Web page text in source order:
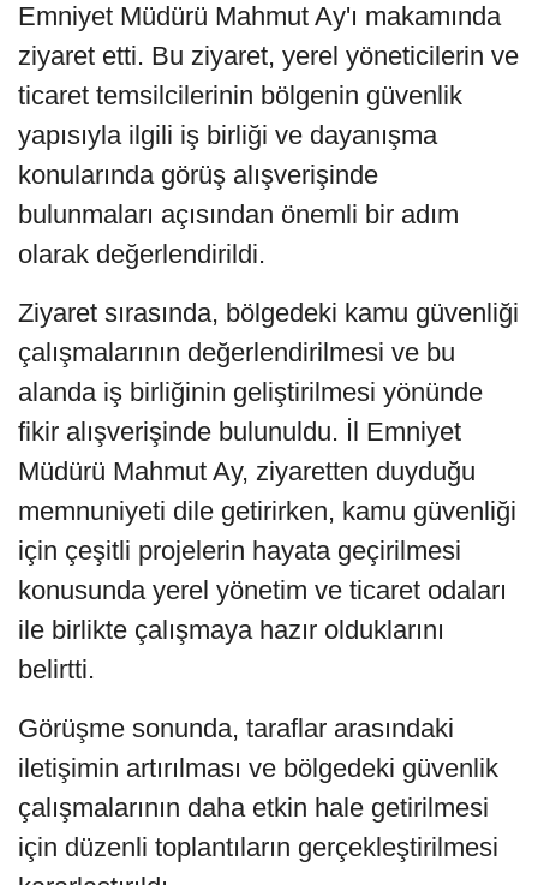
Emniyet Müdürü Mahmut Ay'ı makamında
ziyaret etti. Bu ziyaret, yerel yöneticilerin ve
ticaret temsilcilerinin bölgenin güvenlik
yapısıyla ilgili iş birliği ve dayanışma
konularında görüş alışverişinde
bulunmaları açısından önemli bir adım
olarak değerlendirildi.
Ziyaret sırasında, bölgedeki kamu güvenliği
çalışmalarının değerlendirilmesi ve bu
alanda iş birliğinin geliştirilmesi yönünde
fikir alışverişinde bulunuldu. İl Emniyet
Müdürü Mahmut Ay, ziyaretten duyduğu
memnuniyeti dile getirirken, kamu güvenliği
için çeşitli projelerin hayata geçirilmesi
konusunda yerel yönetim ve ticaret odaları
ile birlikte çalışmaya hazır olduklarını
belirtti.
Görüşme sonunda, taraflar arasındaki
iletişimin artırılması ve bölgedeki güvenlik
çalışmalarının daha etkin hale getirilmesi
için düzenli toplantıların gerçekleştirilmesi